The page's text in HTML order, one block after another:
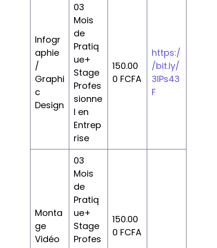
Infogr
aphie
/
Graphi
c
Design
03
Mois
de
Pratiq
ue+
Stage
Profes
sionne
l en
Entrep
rise
150.00
0 FCFA
https:/
/bit.ly/
3IPs43
F
Monta
ge
Vidéo
03
Mois
de
Pratiq
ue+
Stage
Profes
150.00
0 FCFA